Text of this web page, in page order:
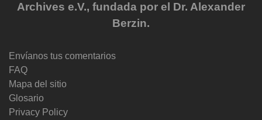
Archives e.V., fundada por el Dr. Alexander
Berzin.
Envíanos tus comentarios
FAQ
Mapa del sitio
Glosario
Privacy Policy